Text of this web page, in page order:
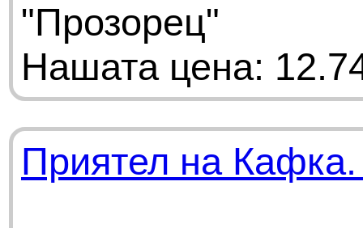
"Прозорец"
Нашата цена:
Приятел на Кафка.